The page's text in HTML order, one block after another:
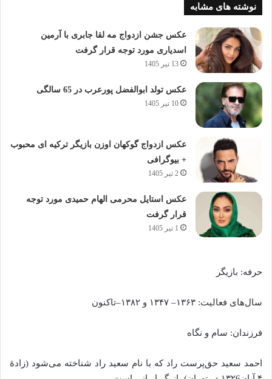
نوشته های مشابه
عکس جشن ازدواج مه لقا جابری با آرمین
اسدیاری مورد توجه قرار گرفت
13 تیر 1405
عکس تولد ابوالفضل پورعرب در 65 سالگی
10 تیر 1405
عکس ازدواج گوکهان اوزن بازیگر ترکیه ای محبوب
+ بیوگرافی
2 تیر 1405
عکس استایل محرمی الهام حمیدی مورد توجه
قرار گرفت
1 تیر 1405
حرفه: بازیگر
سال‌های فعالیت: ۱۳۶۳– ۱۳۴۷ و ۱۳۸۲–تاکنون
فرزندان: سام و نگاه
احمد سعید حق‌پرست راد که با نام سعید راد شناخته می‌شود (زادهٔ